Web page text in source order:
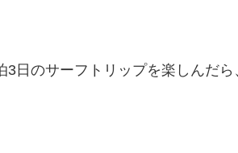
3日のサーフトリップを楽しんだ